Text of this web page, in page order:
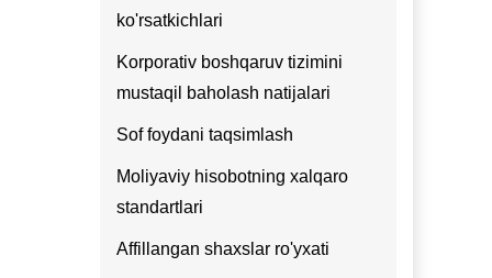
ko'rsatkichlari
Korporativ boshqaruv tizimini
mustaqil baholash natijalari
Sof foydani taqsimlash
Moliyaviy hisobotning xalqaro
standartlari
Affillangan shaxslar ro'yxati